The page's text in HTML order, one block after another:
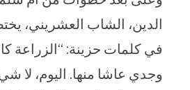
الدين، الشاب العشريني،
في كلمات حزينة: “الزراعة
وجدي عاشا منها. اليوم، لا